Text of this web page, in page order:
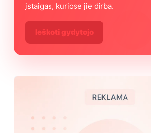
įstaigas, kuriose jie dirba.
Ieškoti gydytojo